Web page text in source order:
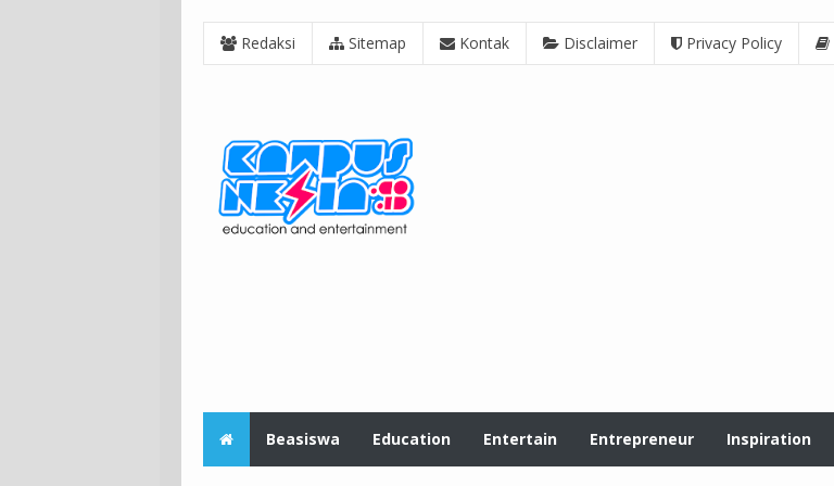
Redaksi Sitemap Kontak Disclaimer Privacy Policy
Beasiswa Education Entertain Entrepreneur Inspiration